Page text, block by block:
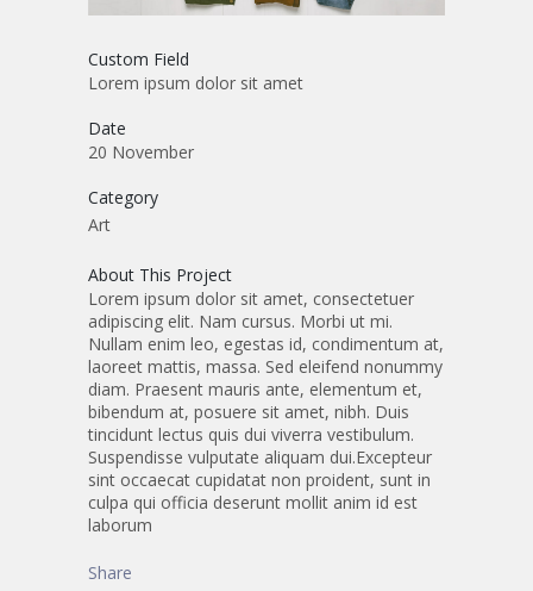
Custom Field
Lorem ipsum dolor sit amet
Date
20 November
Category
Art
About This Project
Lorem ipsum dolor sit amet, consectetuer
adipiscing elit. Nam cursus. Morbi ut mi.
Nullam enim leo, egestas id, condimentum at,
laoreet mattis, massa. Sed eleifend nonummy
diam. Praesent mauris ante, elementum et,
bibendum at, posuere sit amet, nibh. Duis
tincidunt lectus quis dui viverra vestibulum.
Suspendisse vulputate aliquam dui.Excepteur
sint occaecat cupidatat non proident, sunt in
culpa qui officia deserunt mollit anim id est
laborum
Share